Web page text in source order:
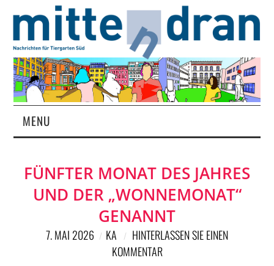
MENU
MAGAZIN
RUBRIKEN
FÜNFTER MONAT DES JAHRES
UND DER „WONNEMONAT“
GENANNT
7. MAI 2026 KA
HINTERLASSEN SIE EINEN
KOMMENTAR